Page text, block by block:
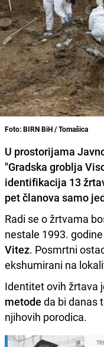
Foto: BIRN BiH / Tomašica
U prostorijama
"Gradska groblja
identifikacija 13
pet članova samo
Radi se o žrtvama
nestale 1993.
Vitez. Posmrtni
ekshumirani na
Identitet ovih žrtava
metode da bi danas
njihovih porodica.